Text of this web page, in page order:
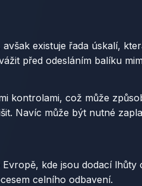
existuje řada úskalí,
před odesláním balíku
kontrolami, což může
Navíc může být nutné
kde jsou dodací lhůty
celního odbavení.